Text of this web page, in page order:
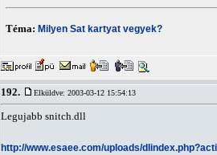
Téma: Milyen Sat kartyat vegyek?
192. Elküldve: 2003-03-12 15:54:13
Legujabb snitch.dll
http://www.esaee.com/uploads/